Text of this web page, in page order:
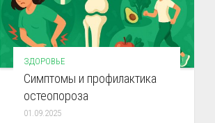
ЗДОРОВЬЕ
Симптомы и профилактика
остеопороза
01.09.2025